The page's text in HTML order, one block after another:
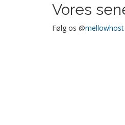
Vores
Følg os @mellowhost